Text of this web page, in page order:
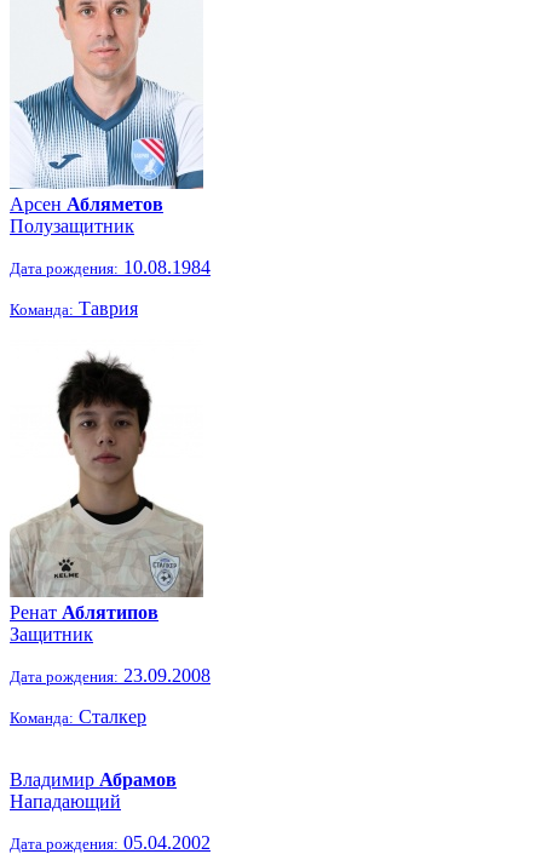
Арсен Абляметов
Полузащитник
Дата рождения: 10.08.1984
Команда: Таврия
Ренат Аблятипов
Защитник
Дата рождения: 23.09.2008
Команда: Сталкер
Владимир Абрамов
Нападающий
Дата рождения: 05.04.2002